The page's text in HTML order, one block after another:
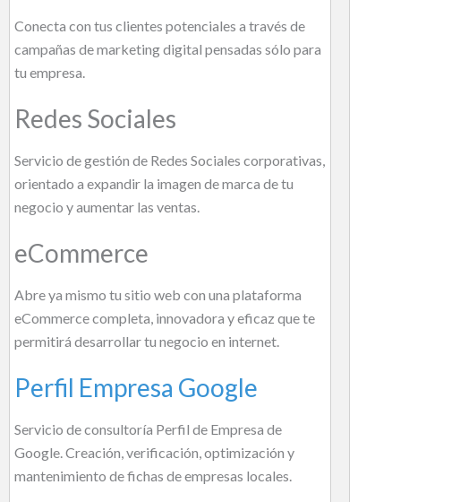
Conecta con tus clientes potenciales a través de
campañas de marketing digital pensadas sólo para
tu empresa.
Redes Sociales
Servicio de gestión de Redes Sociales corporativas,
orientado a expandir la imagen de marca de tu
negocio y aumentar las ventas.
eCommerce
Abre ya mismo tu sitio web con una plataforma
eCommerce completa, innovadora y eficaz que te
permitirá desarrollar tu negocio en internet.
Perfil Empresa Google
Servicio de consultoría Perfil de Empresa de
Google. Creación, verificación, optimización y
mantenimiento de fichas de empresas locales.